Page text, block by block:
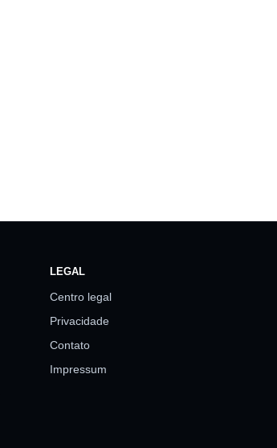
LEGAL
Centro legal
Privacidade
Contato
Impressum